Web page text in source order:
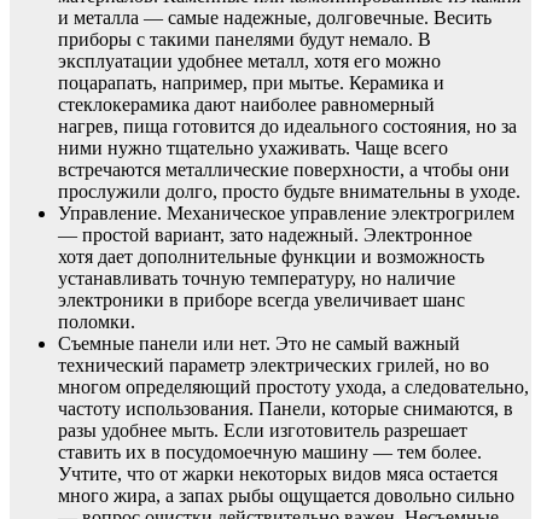
и металла — самые надежные, долговечные. Весить
приборы с такими панелями будут немало. В
эксплуатации удобнее металл, хотя его можно
поцарапать, например, при мытье. Керамика и
стеклокерамика дают наиболее равномерный
нагрев, пища готовится до идеального состояния, но за
ними нужно тщательно ухаживать. Чаще всего
встречаются металлические поверхности, а чтобы они
прослужили долго, просто будьте внимательны в уходе.
Управление. Механическое управление электрогрилем
— простой вариант, зато надежный. Электронное
хотя дает дополнительные функции и возможность
устанавливать точную температуру, но наличие
электроники в приборе всегда увеличивает шанс
поломки.
Съемные панели или нет. Это не самый важный
технический параметр электрических грилей, но во
многом определяющий простоту ухода, а следовательно,
частоту использования. Панели, которые снимаются, в
разы удобнее мыть. Если изготовитель разрешает
ставить их в посудомоечную машину — тем более.
Учтите, что от жарки некоторых видов мяса остается
много жира, а запах рыбы ощущается довольно сильно